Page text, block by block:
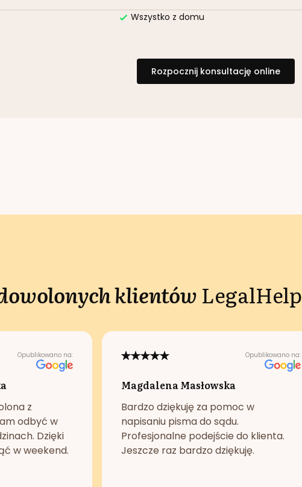
Wszystko z domu
Rozpocznij konsultację online
klientów LegalHelp
Opublikowano na:
z
odbyć w
Dzięki
w weekend.
Opublikowano na:
Magdalena Masłowska
Bardzo dziękuję za pomoc w
napisaniu pisma do sądu.
Profesjonalne podejście do klienta.
Jeszcze raz bardzo dziękuję.